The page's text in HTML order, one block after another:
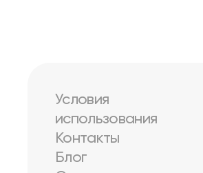
Условия
использования
Контакты
Блог